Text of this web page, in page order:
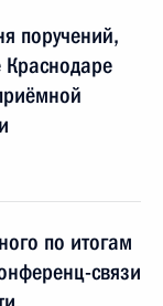
поручений,
Краснодаре
по итогам
связи